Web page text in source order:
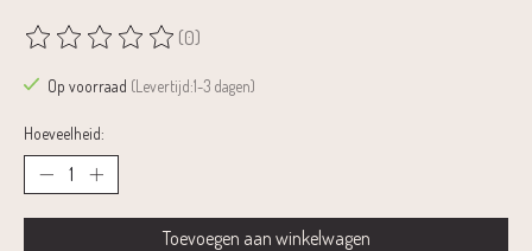
De beoordeling van dit product is
(0)
Op voorraad (Levertijd:1-3 dagen)
Hoeveelheid:
Toevoegen aan winkelwagen